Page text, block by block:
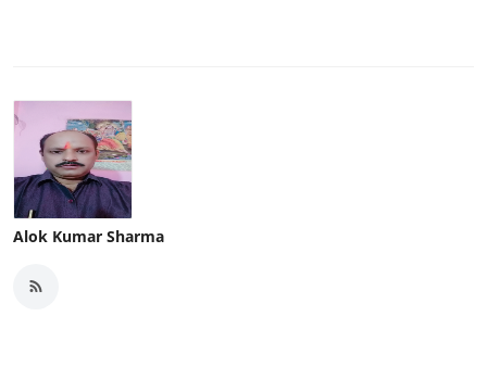
Alok Kumar Sharma